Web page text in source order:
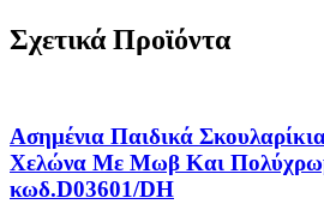
Σχετικά Προϊόντα
Ασημένια Παιδικά
Χελώνα Με Μωβ Και
κωδ.D03601/DH